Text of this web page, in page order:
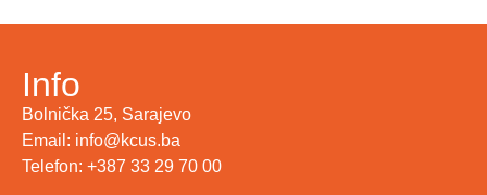
Info
Bolnička 25, Sarajevo
Email: info@kcus.ba
Telefon: +387 33 29 70 00